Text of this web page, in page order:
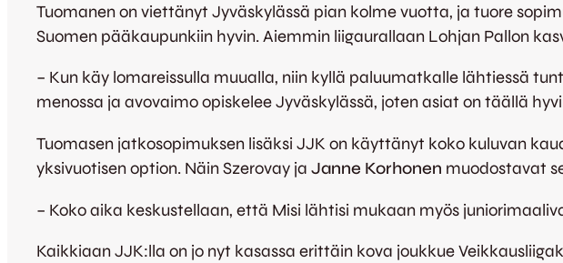
Tuomanen on viettänyt Jyväskylässä pian kolme vuotta, ja tuore
Suomen pääkaupunkiin hyvin. Aiemmin liigaurallaan Lohjan Pallon
– Kun käy lomareissulla muualla, niin kyllä paluumatkalle lähtiessä
menossa ja avovaimo opiskelee Jyväskylässä, joten asiat on täällä
Tuomasen jatkosopimuksen lisäksi JJK on käyttänyt koko kuluvan
yksivuotisen option. Näin Szerovay ja Janne Korhonen muodostavat
– Koko aika keskustellaan, että Misi lähtisi mukaan myös
Kaikkiaan JJK:lla on jo nyt kasassa erittäin kova joukkue